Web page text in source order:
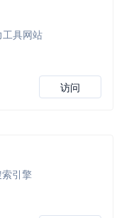
具网站
访问
引擎